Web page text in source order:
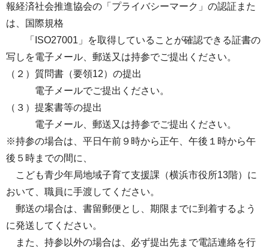
報経済社会推進協会の「プライバシーマーク」の認証また
は、国際規格
「ISO27001」を取得していることが確認できる証書の
写しを電子メール、郵送又は持参でご提出ください。
（２）質問書（要領12）の提出
電子メールでご提出ください。
（３）提案書等の提出
電子メール、郵送又は持参でご提出ください。
※持参の場合は、平日午前９時から正午、午後１時から午
後５時までの間に、
こども青少年局地域子育て支援課（横浜市役所13階）に
おいて、職員に手渡してください。
郵送の場合は、書留郵便とし、期限までに到着するよう
に発送してください。
また、持参以外の場合は、必ず提出先まで電話連絡を行